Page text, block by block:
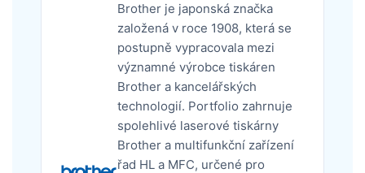
Brother je japonská značka
založená v roce 1908, která se
postupně vypracovala mezi
významné výrobce tiskáren
Brother a kancelářských
technologií. Portfolio zahrnuje
spolehlivé laserové tiskárny
Brother a multifunkční zařízení
řad HL a MFC, určené pro